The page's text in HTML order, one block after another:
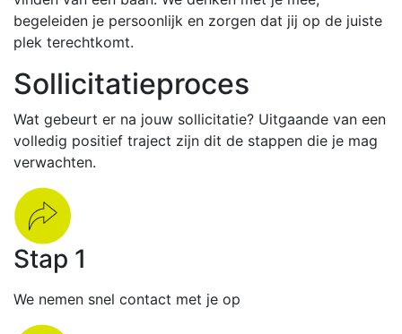
begeleiden je persoonlijk en zorgen dat jij op de juiste
plek terechtkomt.
Sollicitatieproces
Wat gebeurt er na jouw sollicitatie? Uitgaande van een
volledig positief traject zijn dit de stappen die je mag
verwachten.
Stap 1
We nemen snel contact met je op